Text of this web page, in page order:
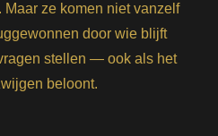
ze komen niet vanzelf
door wie blijft
stellen — ook als het
beloont.